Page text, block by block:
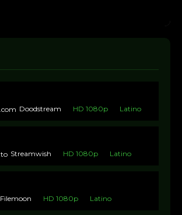
Doodstream
HD 1080p Latino
Streamwish
HD 1080p Latino
Filemoon
HD 1080p Latino